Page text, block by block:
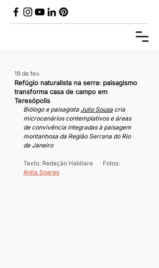
Refúgio naturalista na serra: paisagismo
transforma casa de campo em
Teresópolis
19 de fev.
Biólogo e paisagista Julio Sousa cria
microcenários contemplativos e áreas
de convivência integradas à paisagem
montanhosa da Região Serrana do Rio
de Janeiro
Texto: Redação Habitare	Fotos:
Anita Soares